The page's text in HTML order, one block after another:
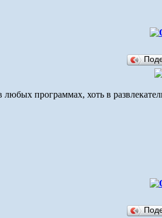
программах, хоть в